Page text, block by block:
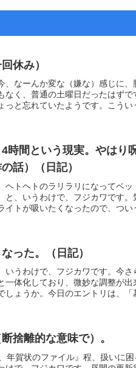
休み）
、なーんか変な（嫌な）感じに
なく、普通の土曜日だったはず
っと忘れていたようです。こうい
時間という現実。やはり
話）（日記）
ヘトヘトのラリラリになってベ
と、いうわけで、フジカワです
イトが吸いたくなったので、つい
った。（日記）
いうわけで、フジカワです。今さ
一体化しており、微妙な調整が
しょうか。今日のエントリは、「
捨離的な意味で）。
年賀状のファイル』程、扱いに